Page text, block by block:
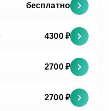
бесплатно
4300 ₽
2700 ₽
2700 ₽